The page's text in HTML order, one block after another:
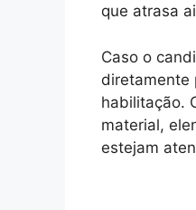
que atrasa
Caso o
diretamente
habilitação.
material,
estejam